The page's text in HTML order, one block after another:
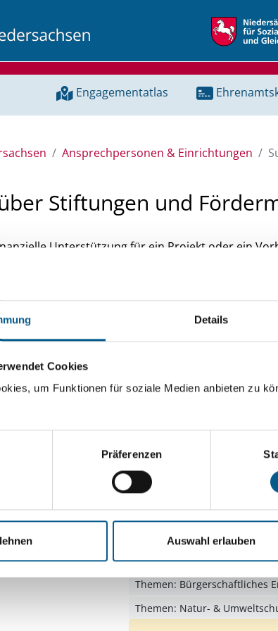
Details
Cookies
um Funktionen für soziale Medien anbieten zu
Präferenzen
Auswahl erlauben
Engagementatlas
Ansprechpersonen & Einrichtungen
Stiftungen und
Unterstützung für ein Projekt oder ein
und Stiftungsdatenbank
eingeben. Ergebnisse können durch die
Bereiche: Stiftungen
Themen: Wissenschaft und
Themen: Seniorinnen,
Themen: Bildung und
Themen: Tierschutz
Themen: Bürgerschaftliches
Themen: Natur- &